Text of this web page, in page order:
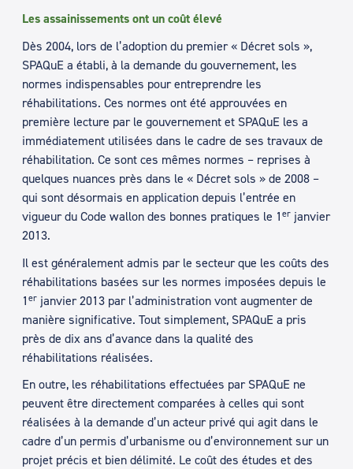
Les assainissements ont un coût élevé
Dès 2004, lors de l’adoption du premier « Décret sols »,
SPAQuE a établi, à la demande du gouvernement, les
normes indispensables pour entreprendre les
réhabilitations. Ces normes ont été approuvées en
première lecture par le gouvernement et SPAQuE les a
immédiatement utilisées dans le cadre de ses travaux de
réhabilitation. Ce sont ces mêmes normes – reprises à
quelques nuances près dans le « Décret sols » de 2008 –
qui sont désormais en application depuis l’entrée en
vigueur du Code wallon des bonnes pratiques le 1 er janvier
2013.
Il est généralement admis par le secteur que les coûts des
réhabilitations basées sur les normes imposées depuis le
1 er janvier 2013 par l’administration vont augmenter de
manière significative. Tout simplement, SPAQuE a pris
près de dix ans d’avance dans la qualité des
réhabilitations réalisées.
En outre, les réhabilitations effectuées par SPAQuE ne
peuvent être directement comparées à celles qui sont
réalisées à la demande d’un acteur privé qui agit dans le
cadre d’un permis d’urbanisme ou d’environnement sur un
projet précis et bien délimité. Le coût des études et des